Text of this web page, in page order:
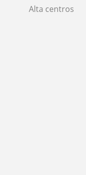
Alta centros